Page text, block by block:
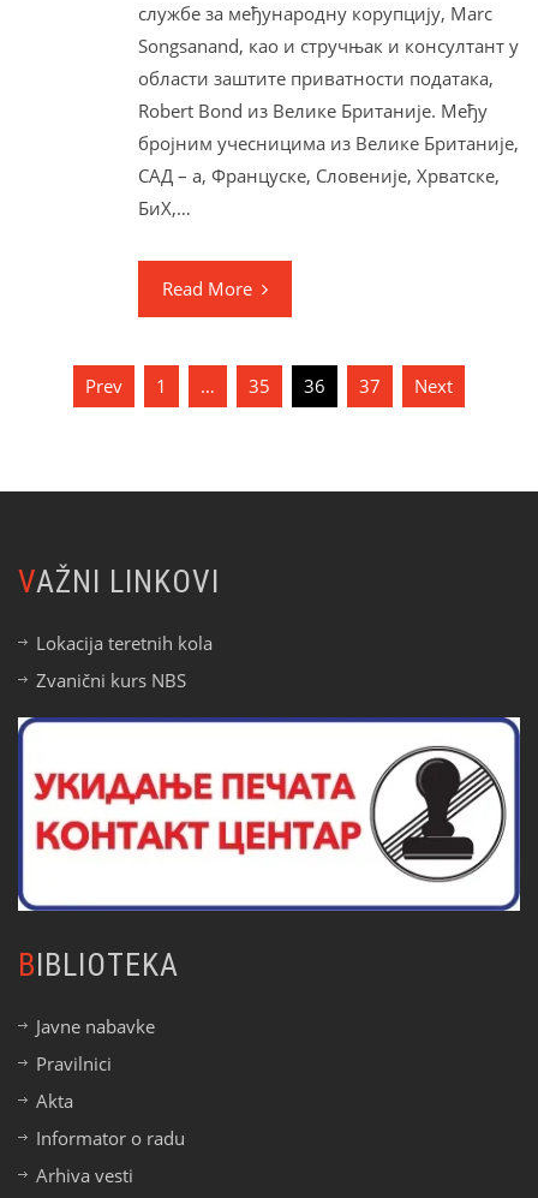
службе за међународну корупцију, Marc
Songsanand, као и стручњак и консултант у
области заштите приватности података,
Robert Bond из Велике Британије. Међу
бројним учесницима из Велике Британије,
САД – а, Француске, Словеније, Хрватске,
БиХ,…
Read More
Paginacija
članaka
Prev 1 … 35 36 37 Next
VAŽNI LINKOVI
Lokacija teretnih kola
Zvanični kurs NBS
BIBLIOTEKA
Javne nabavke
Pravilnici
Akta
Informator o radu
Arhiva vesti